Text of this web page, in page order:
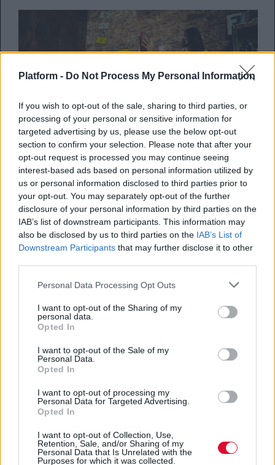
Platform - Do Not Process My Personal Information
If you wish to opt-out of the sale, sharing to third parties, or
processing of your personal or sensitive information for
targeted advertising by us, please use the below opt-out
section to confirm your selection. Please note that after your
opt-out request is processed you may continue seeing
interest-based ads based on personal information utilized by
us or personal information disclosed to third parties prior to
your opt-out. You may separately opt-out of the further
disclosure of your personal information by third parties on the
IAB’s list of downstream participants. This information may
also be disclosed by us to third parties on the IAB’s List of
Downstream Participants that may further disclose it to other
Personal Data Processing Opt Outs
I want to opt-out of the Sharing of my
personal data.
Opted In
I want to opt-out of the Sale of my
Personal Data.
Opted In
I want to opt-out of processing my
Personal Data for Targeted Advertising.
Opted In
I want to opt-out of Collection, Use,
Retention, Sale, and/or Sharing of my
Personal Data that Is Unrelated with the
Purposes for which it was collected.
Μπορούν τα φοιτητικά σου χόμπι
να βοηθήσουν στην εξέλιξη της
καριέρας σου στο μέλλον;
Με ποιους τρόπους μπορούν οι αγαπημένες
σου συνήθειες να σε φέρουν σε μια
Ναταλία Πετρίτη